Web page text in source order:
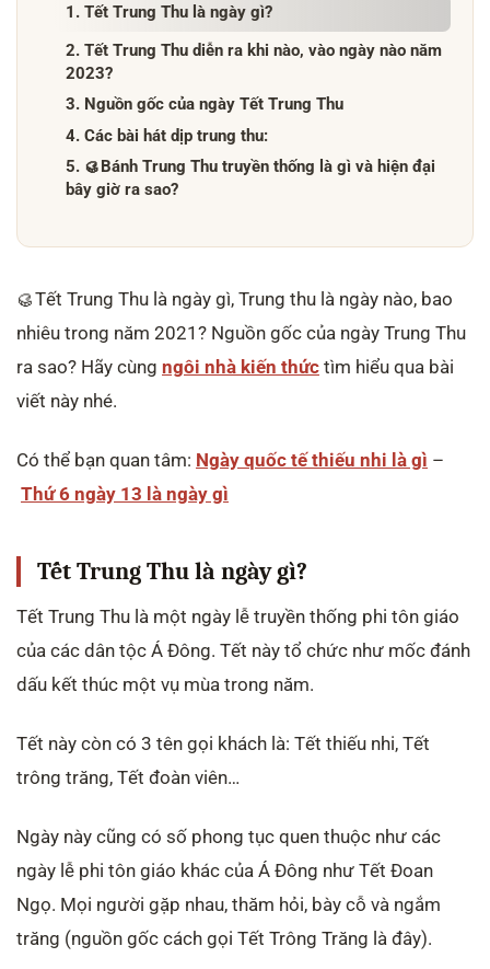
1. Tết Trung Thu là ngày gì?
2. Tết Trung Thu diễn ra khi nào, vào ngày nào năm
2023?
3. Nguồn gốc của ngày Tết Trung Thu
4. Các bài hát dịp trung thu:
5. 🥮Bánh Trung Thu truyền thống là gì và hiện đại
bây giờ ra sao?
🥮Tết Trung Thu là ngày gì, Trung thu là ngày nào, bao
nhiêu trong năm 2021? Nguồn gốc của ngày Trung Thu
ra sao? Hãy cùng ngôi nhà kiến thức tìm hiểu qua bài
viết này nhé.
Có thể bạn quan tâm: Ngày quốc tế thiếu nhi là gì –
Thứ 6 ngày 13 là ngày gì
Tết Trung Thu là ngày gì?
Tết Trung Thu là một ngày lễ truyền thống phi tôn giáo
của các dân tộc Á Đông. Tết này tổ chức như mốc đánh
dấu kết thúc một vụ mùa trong năm.
Tết này còn có 3 tên gọi khách là: Tết thiếu nhi, Tết
trông trăng, Tết đoàn viên…
Ngày này cũng có số phong tục quen thuộc như các
ngày lễ phi tôn giáo khác của Á Đông như Tết Đoan
Ngọ. Mọi người gặp nhau, thăm hỏi, bày cỗ và ngắm
trăng (nguồn gốc cách gọi Tết Trông Trăng là đây).